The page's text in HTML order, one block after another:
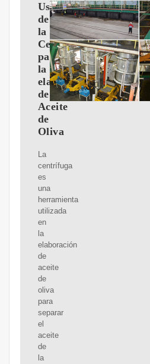
Uso
de
la
Centrífuga
para
la
elaboración
de
Aceite
de
Oliva
La
centrífuga
es
una
herramienta
utilizada
en
la
elaboración
de
aceite
de
oliva
para
separar
el
aceite
de
la